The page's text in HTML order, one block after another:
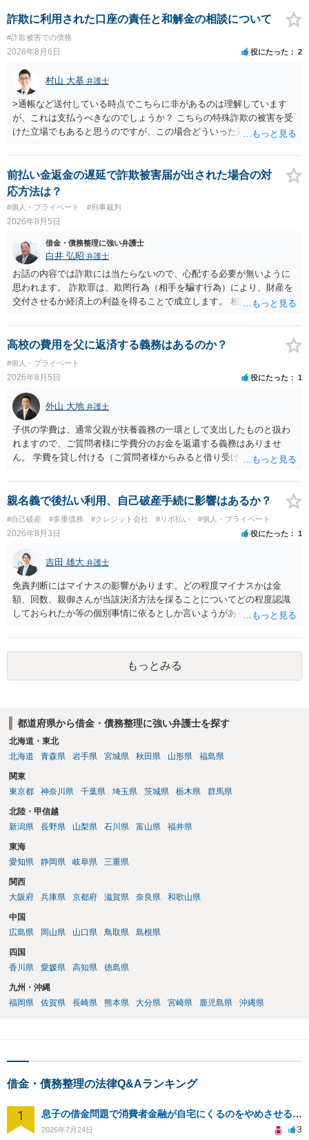
ャレンジなさる意義は十分にあると思います。
詐欺に利用された口座の責任と和解金の相談について
#詐欺被害での債務
2026年8月6日 役にたった 2
村山 大基 弁護士
>通帳など送付している時点でこちらに非があるのは理解しています
が、これは支払うべきなのでしょうか？ こちらの特殊詐欺の被害を受
けた立場でもあると思うのですが、この場合どういった対処が必要で
がいいとは思います。 そもそも、特殊詐欺関係なく旦那さんの行為
は法に触れる可能性もあります。 ＞100万を支払わず穏便に和解する
ことは可能でしょうか？ →一般的には難しいです。相談者さんも１０
０万円の被害を受けたとして、１円も払わないで和解したいと言われ
たら、 できるだけ重い刑罰を与えて欲しい、と思われるのではない
でしょうか。 ＞弁護士さんに入ってもらうことで支払額が下がること
はありますか？ そこはあり得ます、ただ、弁護士費用かけるならその
分賠償に回すことも考えられるので、 兼ね合いは考えてみましょう。
前払い金返金の遅延で詐欺被害届が出された場合の対
応方法は？
#個人・プライベート #刑事裁判
2026年8月5日
借金・債務整理に強い弁護士
白井 弘昭 弁護士
お話の内容では詐欺には当たらないので、心配する必要が無いように
思われます。 詐欺罪は、欺罔行為（相手を騙す行為）により、財産を
交付させるか経済上の利益を得ることで成立します。 相談者さんは、
ので、詐欺罪の実行行為性が無く罪に問うことはできません。 おそら
く、相手が真実を話せば警察も取り合わないと思いますが、虚偽の内
容を述べた場合は、捜査はあるかもしれません。 ただし、捜査におい
て、真実を説明すれば、「ちゃんと返しなさいよ」程度の注意で済む
ことだと思われます。 また、返せるお金が無いのであれば、返せない
のは致し方ありません。真摯に分割して支払うことを相手に告げてい
くのみでしょう。 以上、ご参考まで。
高校の費用を父に返済する義務はあるのか？
#個人・プライベート
2026年8月5日 役にたった 1
外山 大地 弁護士
子供の学費は、通常父親が扶養義務の一環として支出したものと扱わ
れますので、ご質問者様に学費分のお金を返還する義務はありませ
ん。 学費を貸し付ける（ご質問者様からみると借り受ける）といった
ょう。
親名義で後払い利用、自己破産手続に影響はあるか？
#自己破産 #多重債務 #クレジット会社 #リボ払い #個人・プライベート
2026年8月3日 役にたった 1
吉田 雄大 弁護士
免責判断にはマイナスの影響があります。どの程度マイナスかは金
額、回数、親御さんが当該決済方法を採ることについてどの程度認識
しておられたか等の個別事情に依るとしか言いようがありません。 と
なって相談し、善後策を考えることをお勧めします。
もっとみる
都道府県から借金・債務整理に強い弁護士を探す
北海道・東北
北海道
青森県 岩手県 宮城県 秋田県 山形県 福島県
関東
東京都
神奈川県 千葉県 埼玉県 茨城県 栃木県 群馬県
北陸・甲信越
新潟県
長野県 山梨県 石川県 富山県 福井県
東海
愛知県
静岡県 岐阜県 三重県
関西
大阪府
兵庫県 京都府 滋賀県 奈良県 和歌山県
中国
広島県
岡山県 山口県 鳥取県 島根県
四国
香川県
愛媛県 高知県 徳島県
九州・沖縄
福岡県
佐賀県 長崎県 熊本県 大分県 宮崎県 鹿児島県 沖縄県
借金・債務整理の法律Q&Aランキング
1 息子の借金問題で消費者金融が自宅にくるのをやめさせる方法はないですか？
2026年7月24日 3